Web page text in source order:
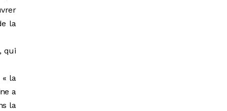
la
qui
« la
a
la